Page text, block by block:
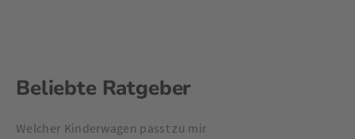
Beliebte Ratgeber
Welcher Kinderwagen passt zu mir